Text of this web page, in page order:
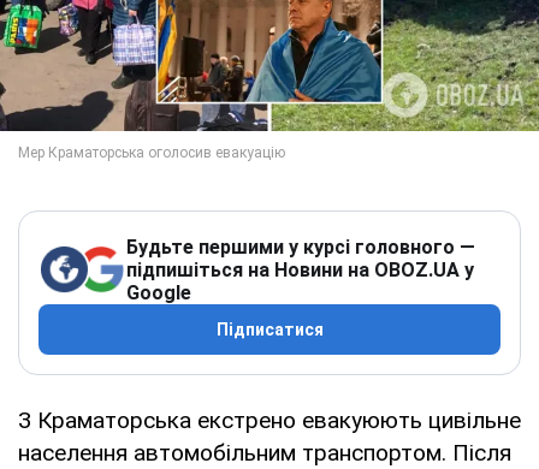
Будьте першими у курсі головного —
підпишіться на Новини на OBOZ.UA у
Google
Підписатися
З Краматорська екстрено евакуюють цивільне
населення автомобільним транспортом. Після